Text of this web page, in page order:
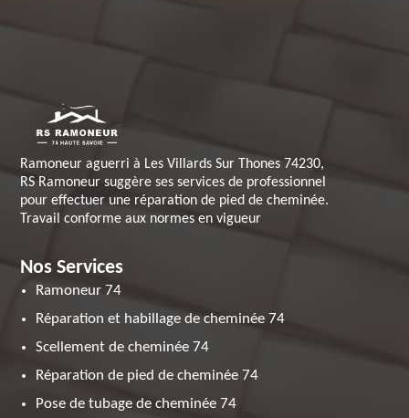
Ramoneur aguerri à Les Villards Sur Thones 74230,
RS Ramoneur suggère ses services de professionnel
pour effectuer une réparation de pied de cheminée.
Travail conforme aux normes en vigueur
Nos Services
Ramoneur 74
Réparation et habillage de cheminée 74
Scellement de cheminée 74
Réparation de pied de cheminée 74
Pose de tubage de cheminée 74